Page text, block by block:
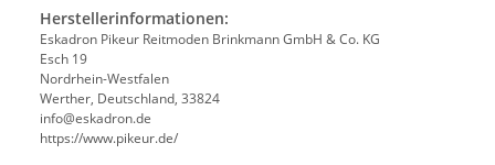
Herstellerinformationen:
Eskadron Pikeur Reitmoden Brinkmann GmbH & Co. KG
Esch 19
Nordrhein-Westfalen
Werther, Deutschland, 33824
info@eskadron.de
https://www.pikeur.de/